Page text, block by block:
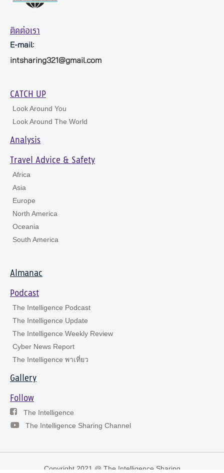
ติดต่อเรา
E-mail:
intsharing321@gmail.com
CATCH UP
Look Around You
Look Around The World
Analysis
Travel Advice & Safety
Africa
Asia
Europe
North America
Oceania
South America
Almanac
Podcast
The Intelligence Podcast
The Intelligence Update
The Intelligence Weekly Review
Cyber News Report
The Intelligence พาเที่ยว
Gallery
Follow
The Intelligence
The Intelligence Sharing Channel
Copyright 2021 @ The Intelligence Sharing